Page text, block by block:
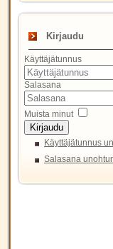
Kirjaudu
Käyttäjätunnus
Salasana
Muista minut
Kirjaudu
Käyttäjätunnus
Salasana